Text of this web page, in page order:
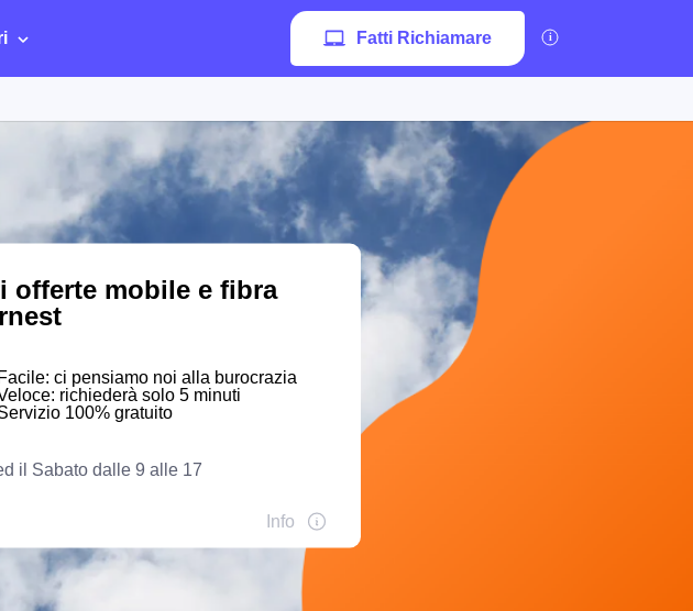
Fatti Richiamare